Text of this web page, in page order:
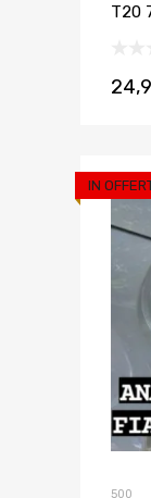
T20
IN
500